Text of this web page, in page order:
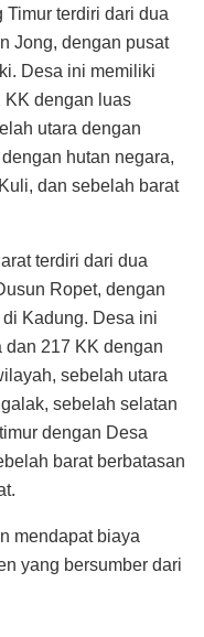
terdiri dari dua
Jong, dengan pusat
Desa ini memiliki
KK dengan luas
utara dengan
hutan negara,
dan sebelah barat
terdiri dari dua
Ropet, dengan
Kadung. Desa ini
217 KK dengan
sebelah utara
sebelah selatan
dengan Desa
barat berbatasan
mendapat biaya
yang bersumber dari